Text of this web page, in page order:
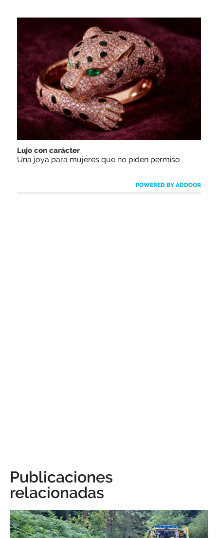
Lujo con carácter
Una joya para mujeres que no piden permiso
POWERED BY ADDOOR
Publicaciones
relacionadas